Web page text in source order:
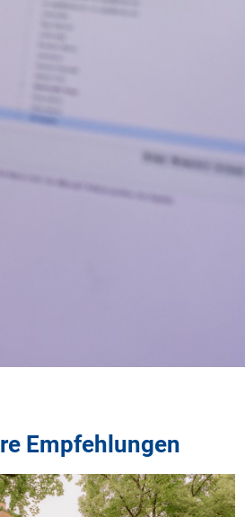
Empfehlungen